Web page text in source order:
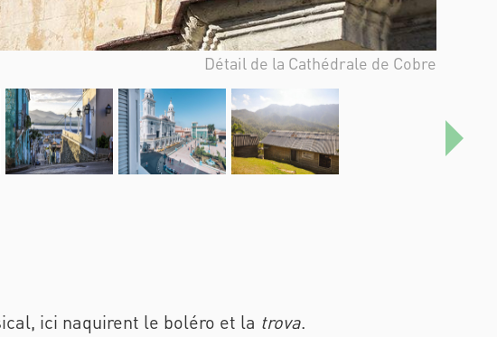
Danseuse de la Tumba francesa
ici naquirent le boléro et la trova.